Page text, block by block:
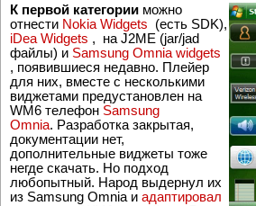
К первой категории можно
отнести Nokia Widgets (есть SDK),
iDea Widgets , на J2ME (jar/jad
файлы) и Samsung Omnia widgets
, появившиеся недавно. Плейер
для них, вместе с несколькими
виджетами предустановлен на
WM6 телефон Samsung
Omnia. Разработка закрытая,
документации нет,
дополнительные виджеты тоже
негде скачать. Но подход
любопытный. Народ выдернул их
из Samsung Omnia и адаптировал